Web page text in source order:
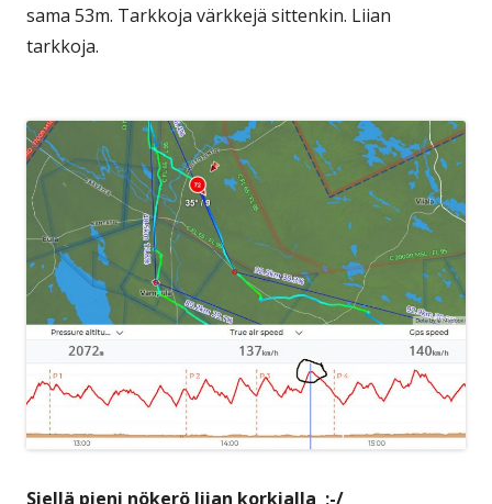
sama 53m. Tarkkoja värkkejä sittenkin. Liian
tarkkoja.
Siellä pieni nökerö liian korkialla ;-/